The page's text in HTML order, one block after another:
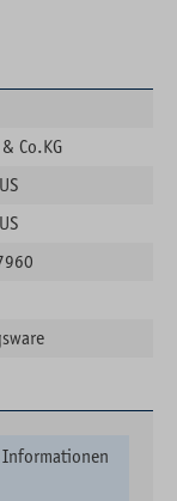
Co.KG
Informationen